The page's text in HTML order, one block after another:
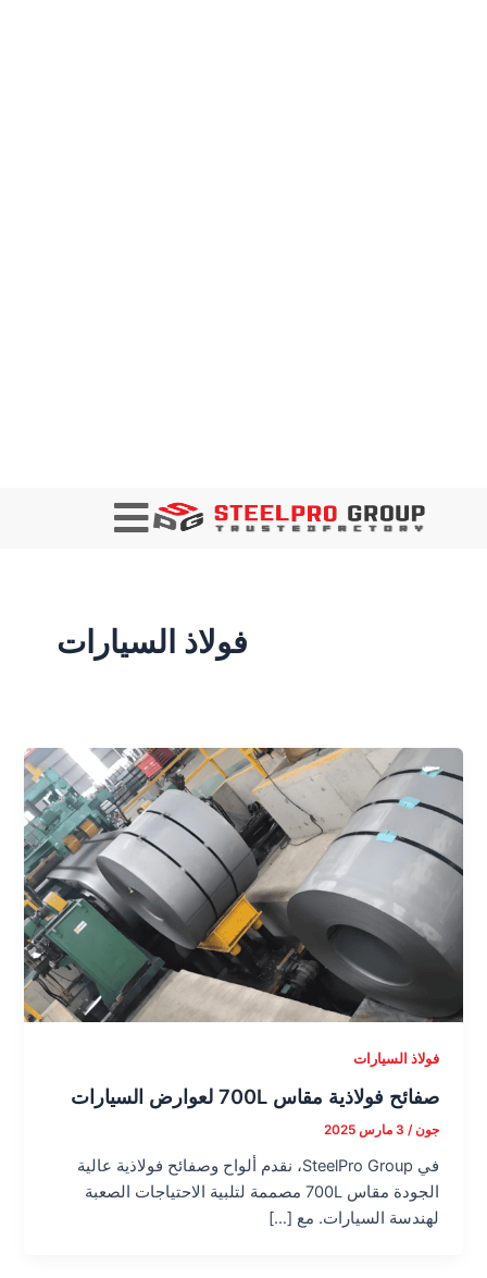
فولاذ السيارات
فولاذ السيارات
صفائح فولاذية مقاس 700L لعوارض السيارات
جون/ 3 مارس 2025
في SteelPro Group، نقدم ألواح وصفائح فولاذية عالية
الجودة مقاس 700L مصممة لتلبية الاحتياجات الصعبة
لهندسة السيارات. مع […]
الصفحات